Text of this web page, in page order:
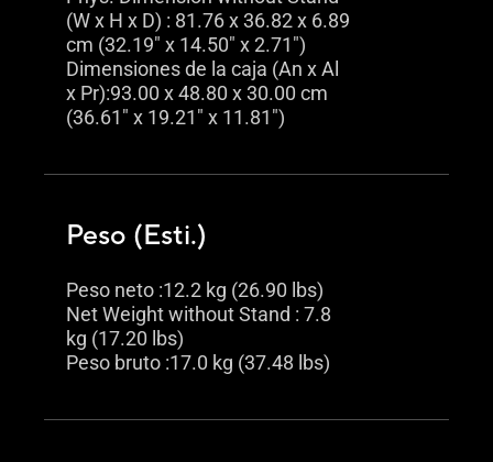
(W x H x D) : 81.76 x 36.82 x 6.89
cm (32.19" x 14.50" x 2.71")
Dimensiones de la caja (An x Al
x Pr):93.00 x 48.80 x 30.00 cm
(36.61" x 19.21" x 11.81")
Peso (Esti.)
Peso neto :12.2 kg (26.90 lbs)
Net Weight without Stand : 7.8
kg (17.20 lbs)
Peso bruto :17.0 kg (37.48 lbs)